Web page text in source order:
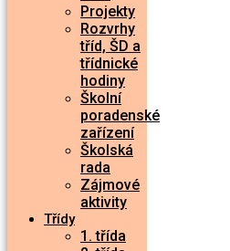
Projekty
Rozvrhy
tříd, ŠD a
třídnické
hodiny
Školní
poradenské
zařízení
Školská
rada
Zájmové
aktivity
Třídy
1. třída